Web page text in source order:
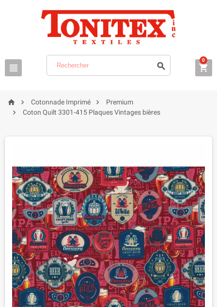
  
0
  Cotonnade Imprimé  Premium
 Coton Quilt 3301-415 Plaques Vintages bières